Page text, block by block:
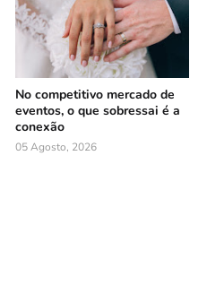
No competitivo mercado de
eventos, o que sobressai é a
conexão
05 Agosto, 2026